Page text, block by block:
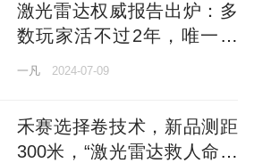
激光雷达权威报告出炉：多
数玩家活不过2年，唯一能
赚钱公司在中国
一凡 2024-07-09
禾赛选择卷技术，新品测距
300米，“激光雷达救人命，